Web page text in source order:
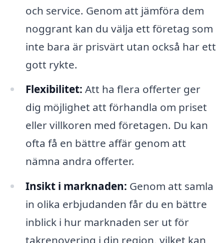
och service. Genom att jämföra dem
noggrant kan du välja ett företag som
inte bara är prisvärt utan också har ett
gott rykte.
Flexibilitet: Att ha flera offerter ger
dig möjlighet att förhandla om priset
eller villkoren med företagen. Du kan
ofta få en bättre affär genom att
nämna andra offerter.
Insikt i marknaden: Genom att samla
in olika erbjudanden får du en bättre
inblick i hur marknaden ser ut för
takrenovering i din region, vilket kan